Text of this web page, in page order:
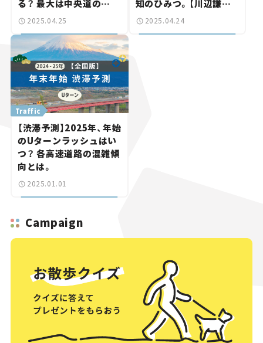
る？ 最大は中央道の
45km。
2025.04.25
知のひみつ。【川辺謙一
の「道路の科学」Vol.7】
2025.04.24
Traffic
【渋滞予測】2025年、年始
のUターンラッシュはい
つ？ 各高速道路の混雑傾
向とは。
2025.01.01
Campaign